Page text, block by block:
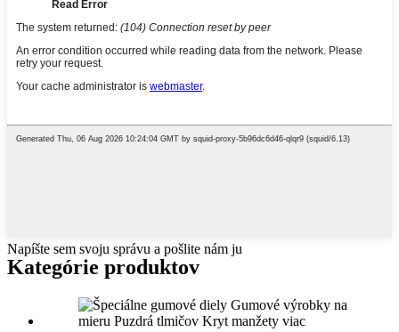
Napíšte sem svoju správu a pošlite nám ju
Kategórie produktov